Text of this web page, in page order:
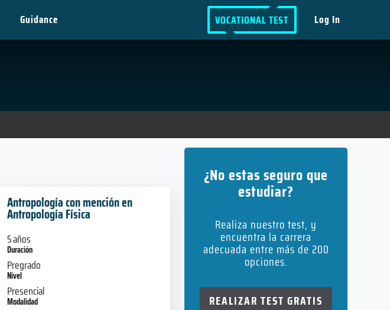
Guidance VOCATIONAL TEST Log In
Antropología con mención en
Antropología Física
5 años
Duración
Pregrado
Nivel
Presencial
Modalidad
¿No estas seguro que
estudiar?
Realiza nuestro test, y
encuentra la carrera
adecuada entre más de 200
opciones.
REALIZAR TEST GRATIS